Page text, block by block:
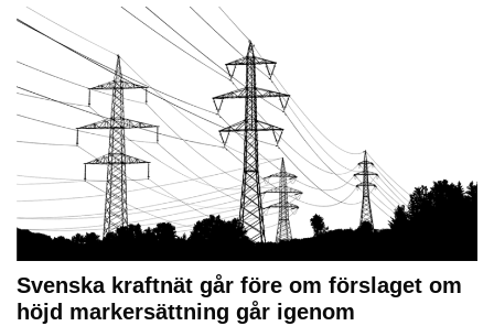
Svenska kraftnät går före om förslaget om
höjd markersättning går igenom